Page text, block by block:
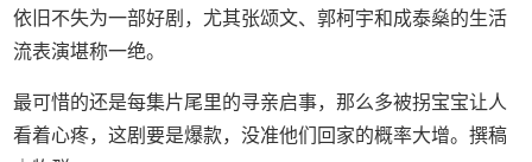
依旧不失为一部好剧，尤其张颂文、郭柯宇和成泰燊的生活
流表演堪称一绝。
最可惜的还是每集片尾里的寻亲启事，那么多被拐宝宝让人
看着心疼，这剧要是爆款，没准他们回家的概率大增。撰稿